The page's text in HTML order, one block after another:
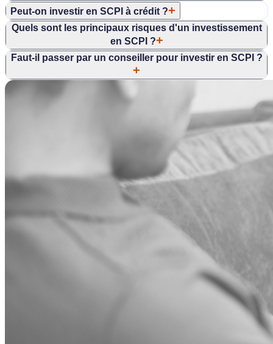
Peut-on investir en SCPI à crédit ?+
Quels sont les principaux risques d'un investissement
en SCPI ?+
Faut-il passer par un conseiller pour investir en SCPI ?
+